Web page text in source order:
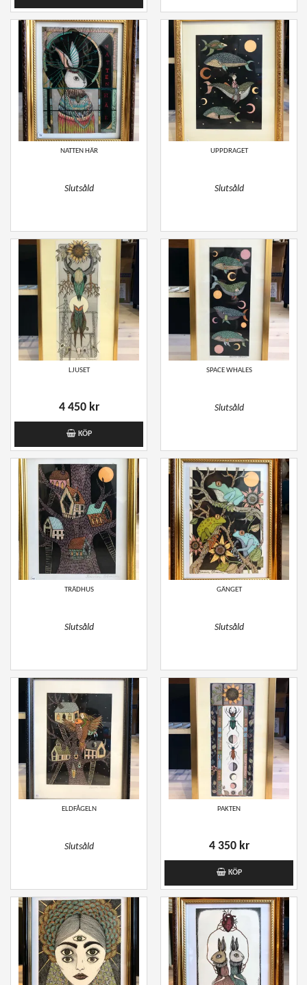
NATTEN HÄR
Slutsåld
UPPDRAGET
Slutsåld
LJUSET
4 450 kr
KÖP
SPACE WHALES
Slutsåld
TRÄDHUS
Slutsåld
GÄNGET
Slutsåld
ELDFÅGELN
Slutsåld
PAKTEN
4 350 kr
KÖP